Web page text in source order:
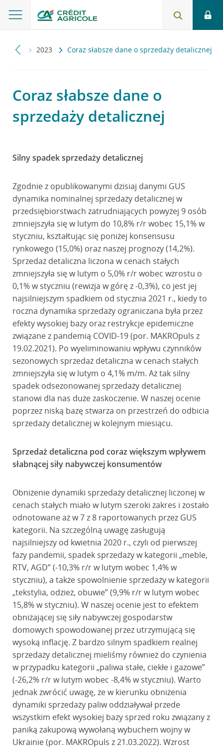
2023 Coraz słabsze dane o sprzedaży detalicznej
Coraz słabsze dane o
sprzedaży detalicznej
Silny spadek sprzedaży detalicznej
Zgodnie z opublikowanymi dzisiaj danymi GUS
dynamika nominalnej sprzedaży detalicznej w
przedsiębiorstwach zatrudniających powyżej 9 osób
zmniejszyła się w lutym do 10,8% r/r wobec 15,1% w
styczniu, kształtując się poniżej konsensusu
rynkowego (15,0%) oraz naszej prognozy (14,2%).
Sprzedaż detaliczna liczona w cenach stałych
zmniejszyła się w lutym o 5,0% r/r wobec wzrostu o
0,1% w styczniu (rewizja w górę z -0,3%), co jest jej
najsilniejszym spadkiem od stycznia 2021 r., kiedy to
roczna dynamika sprzedaży ograniczana była przez
efekty wysokiej bazy oraz restrykcje epidemiczne
związane z pandemią COVID-19 (por. MAKROpuls z
19.02.2021). Po wyeliminowaniu wpływu czynników
sezonowych sprzedaż detaliczna w cenach stałych
zmniejszyła się w lutym o 4,1% m/m. Aż tak silny
spadek odsezonowanej sprzedaży detalicznej
stanowi dla nas duże zaskoczenie. W naszej ocenie
poprzez niską bazę stwarza on przestrzeń do odbicia
sprzedaży detalicznej w kolejnym miesiącu.
Sprzedaż detaliczna pod coraz większym wpływem
słabnącej siły nabywczej konsumentów
Obniżenie dynamiki sprzedaży detalicznej liczonej w
cenach stałych miało w lutym szeroki zakres i zostało
odnotowane aż w 7 z 8 raportowanych przez GUS
kategorii. Na szczególną uwagę zasługują
najsilniejszy od kwietnia 2020 r., czyli od pierwszej
fazy pandemii, spadek sprzedaży w kategorii „meble,
RTV, AGD” (-10,3% r/r w lutym wobec 1,4% w
styczniu), a także spowolnienie sprzedaży w kategorii
„tekstylia, odzież, obuwie” (9,9% r/r w lutym wobec
15,8% w styczniu). W naszej ocenie jest to efektem
obniżającej się siły nabywczej gospodarstw
domowych spowodowanej przez utrzymującą się
wysoką inflację. Z bardzo silnym spadkiem realnej
sprzedaży detalicznej mieliśmy również do czynienia
w przypadku kategorii „paliwa stałe, ciekłe i gazowe”
(-26,2% r/r w lutym wobec -8,4% w styczniu). Warto
jednak zwrócić uwagę, że w kierunku obniżenia
dynamiki sprzedaży paliw oddziaływał przede
wszystkim efekt wysokiej bazy sprzed roku związany z
paniką zakupową wywołaną wybuchem wojny w
Ukrainie (por. MAKROpuls z 21.03.2022). Wzrost